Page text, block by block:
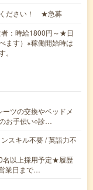
ください！ ★急募
：時給1800円～★日
ます）※稼働開始時は
ツの交換やベッドメ
お手伝い○診…
スキル不要 / 英語力不
以上採用予定★履歴
業日まで…